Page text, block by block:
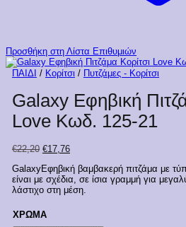
Προσθήκη στη Λίστα Επιθυμιών
ΠΑΙΔΙ / Κορίτσι / Πυτζάμες - Κορίτσι
Galaxy Εφηβική
Love Κωδ. 125-21
€22,20 Original
was:
€22,20.
€17,76Η
τιμή
είναι:
€17,76.
GalaxyΕφηβική βαμβακερή πιτζάμα με
είναι με σχέδια, σε ίσια γραμμή για
λάστιχο στη μέση.
ΧΡΩΜΑ